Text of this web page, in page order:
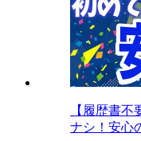
【履歴書
ナシ！安心